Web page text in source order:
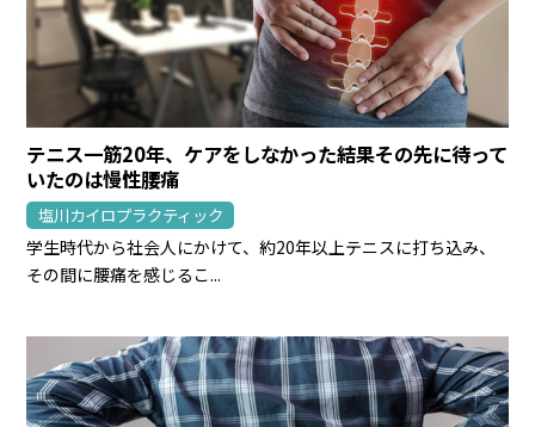
テニス一筋20年、ケアをしなかった結果その先に待って
いたのは慢性腰痛
塩川カイロプラクティック
学生時代から社会人にかけて、約20年以上テニスに打ち込み、
その間に腰痛を感じるこ...